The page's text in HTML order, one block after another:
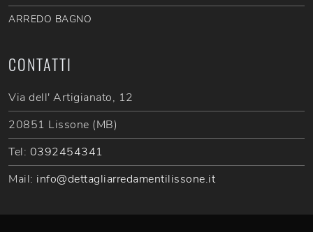
ARREDO BAGNO
CONTATTI
Via dell' Artigianato, 12
20851 Lissone (MB)
Tel: 0392454341
Mail: info@dettagliarredamentilissone.it